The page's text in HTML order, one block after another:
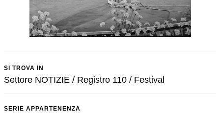
SI TROVA IN
Settore NOTIZIE / Registro 110 / Festival
SERIE APPARTENENZA